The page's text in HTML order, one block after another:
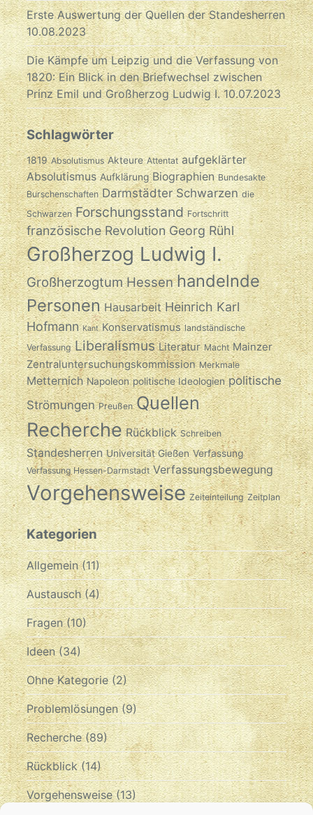
Erste Auswertung der Quellen der Standesherren
10.08.2023
Die Kämpfe um Leipzig und die Verfassung von
1820: Ein Blick in den Briefwechsel zwischen
Prinz Emil und Großherzog Ludwig I. 10.07.2023
Schlagwörter
1819 Absolutismus Akteure Attentat aufgeklärter
Absolutismus Aufklärung Biographien Bundesakte
Burschenschaften Darmstädter Schwarzen die
Schwarzen Forschungsstand Fortschritt
französische Revolution Georg Rühl
Großherzog Ludwig I.
Großherzogtum Hessen handelnde
Personen Hausarbeit Heinrich Karl
Hofmann Kant Konservatismus landständische
Verfassung Liberalismus Literatur Macht Mainzer
Zentraluntersuchungskommission Merkmale
Metternich Napoleon politische Ideologien politische
Strömungen Preußen Quellen
Recherche Rückblick Schreiben
Standesherren Universität Gießen Verfassung
Verfassung Hessen-Darmstadt Verfassungsbewegung
Vorgehensweise Zeiteinteilung Zeitplan
Kategorien
Allgemein(11)
Austausch(4)
Fragen(10)
Ideen(34)
Ohne Kategorie(2)
Problemlösungen(9)
Recherche(89)
Rückblick(14)
Vorgehensweise(13)